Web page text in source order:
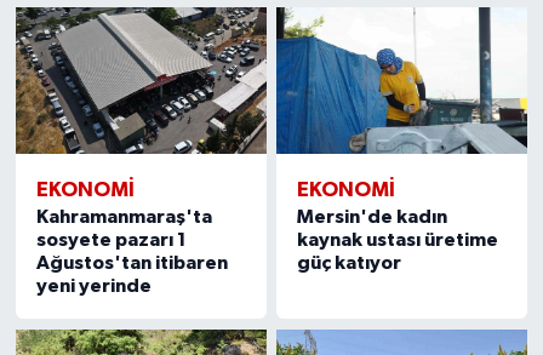
EKONOMİ
Kahramanmaraş'ta
sosyete pazarı 1
Ağustos'tan itibaren
yeni yerinde
EKONOMİ
Mersin'de kadın
kaynak ustası üretime
güç katıyor